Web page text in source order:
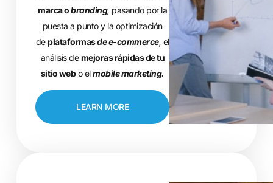
marca obranding, pasando por la
puesta a punto y la optimización
deplataformasde e-commerce, el
análisis demejoras rápidas de tu
sitio webo elmobile marketing.
LEARN MORE